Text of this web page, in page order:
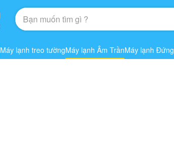
Máy lạnh treo tườngMáy lạnh Âm TrầnMáy lạnh Đứng